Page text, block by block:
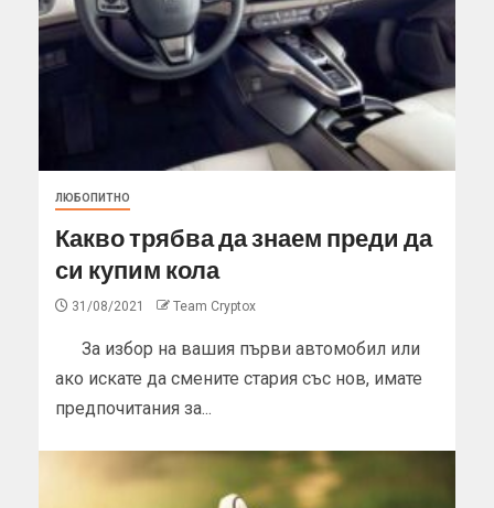
ЛЮБОПИТНО
Какво трябва да знаем преди да
си купим кола
31/08/2021 Team Cryptox
За избор на вашия първи автомобил или
ако искате да смените стария със нов, имате
предпочитания за...